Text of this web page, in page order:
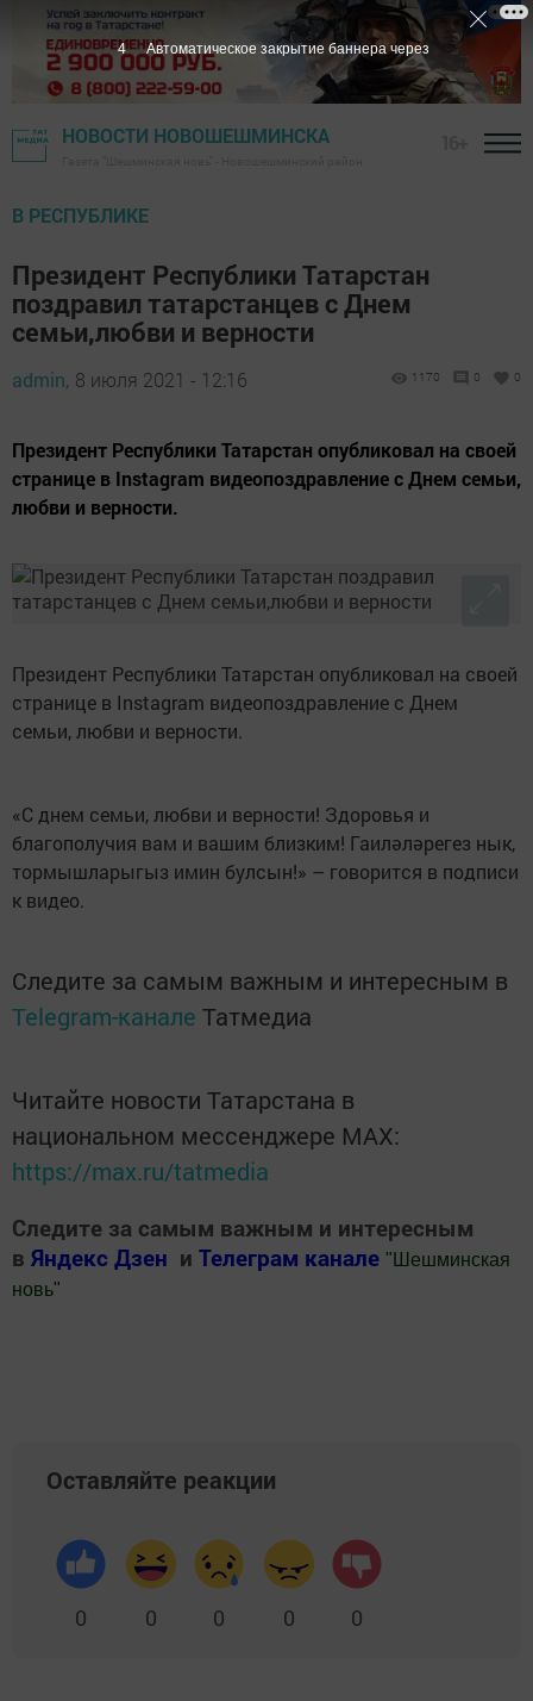
НОВОСТИ НОВОШЕШМИНСКА
В РЕСПУБЛИКЕ
Президент Республики Татарстан
поздравил татарстанцев с Днем
семьи,любви и верности
admin, 8 июля 2021 - 12:16 1170 0 0
Президент Республики Татарстан опубликовал на своей
странице в Instagram видеопоздравление с Днем семьи,
любви и верности.
Президент Республики Татарстан опубликовал на своей
странице в Instagram видеопоздравление с Днем
семьи, любви и верности.
«С днем семьи, любви и верности! Здоровья и
благополучия вам и вашим близким! Гаиләләрегез нык,
тормышларыгыз имин булсын!» – говорится в подписи
к видео.
Следите за самым важным и интересным в
Telegram-канале Татмедиа
Читайте новости Татарстана в
национальном мессенджере MАХ:
https://max.ru/tatmedia
Следите за самым важным и интересным
в Яндекс Дзен и Телеграм канале " Шешминская
новь"
Оставляйте реакции
0 0 0 0 0
3 Автоматическое закрытие баннера через